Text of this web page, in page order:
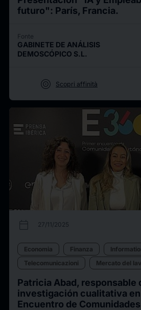
futuro": París, Francia.
Fonte
GABINETE DE ANÁLISIS
DEMOSCÓPICO S.L.
target Scopri affinità
calendar_today 27/11/2025
Economia Finanza
Telecomunicazioni
Mercato del
Patricia Abad, responsable
investigación cualitativa
Encuentro de